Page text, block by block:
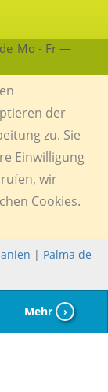
Mo - Fr —
der
zu. Sie
Einwilligung
wir
Cookies.
| Palma de
Mehr ›